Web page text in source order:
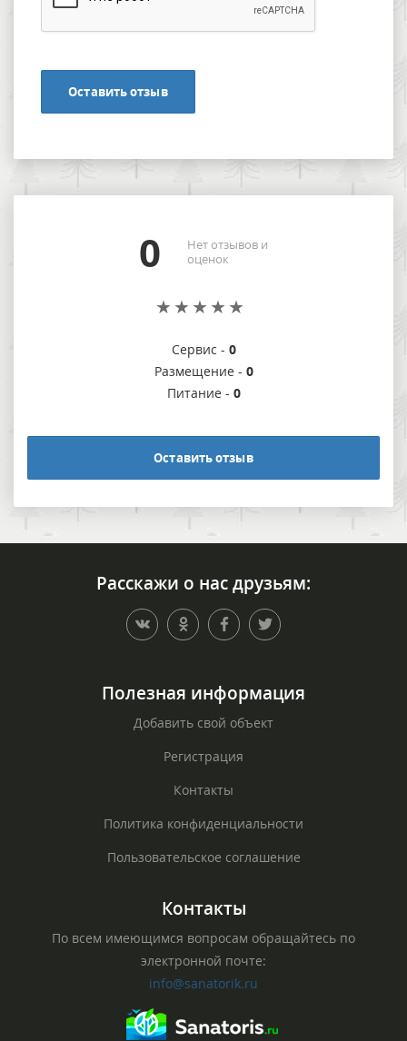
Оставить отзыв
0
Нет отзывов и
оценок
Сервис - 0
Размещение - 0
Питание - 0
Оставить отзыв
Расскажи о нас друзьям:
Полезная информация
Добавить свой объект
Регистрация
Контакты
Политика конфиденциальности
Пользовательское соглашение
Контакты
По всем имеющимся вопросам обращайтесь по
электронной почте:
info@sanatorik.ru